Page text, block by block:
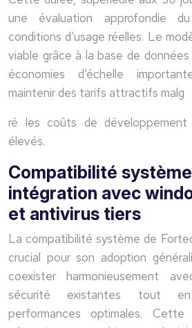
une évaluation approfondie
conditions d’usage réelles. Le
viable grâce à la base de
économies d’échelle
maintenir des tarifs attractifs malg
ré les coûts de
élevés.
Compatibilité
intégration avec
et antivirus tiers
La compatibilité système de
crucial pour son adoption
coexister harmonieusement
sécurité existantes tout
performances optimales. Cette